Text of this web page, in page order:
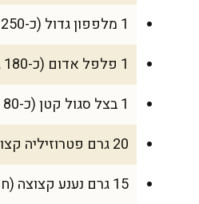
1 מלפפון גדול (כ-250 גרם), חתוך לקוביות קטנות
1 פלפל אדום (כ-180 גרם), חתוך לקוביות
1 בצל סגול קטן (כ-80 גרם), קצוץ דק
20 גרם פטרוזיליה קצוצה (חופן גדול)
15 גרם נענע קצוצה (חופן קטן, לא חובה אבל מוסיף רענן)